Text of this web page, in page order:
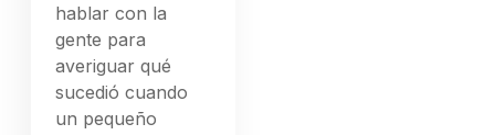
hablar con la
gente para
averiguar qué
sucedió cuando
un pequeño